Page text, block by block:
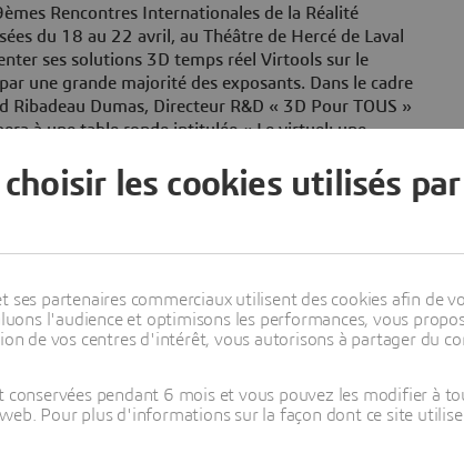
Rencontres Internationales de la Réalité
du 18 au 22 avril, au Théâtre de Hercé de Laval
ses solutions 3D temps réel Virtools sur le
une grande majorité des exposants. Dans le cadre
Dumas, Directeur R&D « 3D Pour TOUS »
à une table ronde intitulée « Le virtuel: une
le 20 avril à 11 heures.
où la réalité virtuelle va occuper une place de
quotidien, comme en témoigne déjà la nouvelle
est une solution de Réalité Virtuelle
des expériences multi-sensorielles en 3D. Elle joue
démocratisation de la Réalité Virtuelle avec la
applications. Par exemple, l’application
de la Grande Pyramide et présentée avec des
à La Géode, illustre parfaitement l’importance de
culturel, », explique Arnaud Ribadeau Dumas.
Systèmes présentera le projet de la Grande
le 30 mars.
choisir les cookies utilisés
ses partenaires commerciaux utilisent des cookies afin de
l'audience et optimisons les performances, vous
de vos centres d'intérêt, vous autorisons à partager du
conservées pendant 6 mois et vous pouvez les modifier à
web. Pour plus d'informations sur la façon dont ce site